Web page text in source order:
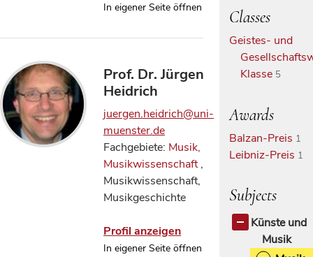
In eigener Seite öffnen
Prof. Dr. Jürgen
Heidrich
juergen.heidrich@uni-
muenster.de
Fachgebiete: Musik,
Musikwissenschaft,
Musikwissenschaft,
Musikgeschichte
Profil anzeigen
In eigener Seite öffnen
Classes
Geistes- und
Klasse 5
Awards
Balzan-Preis 1
Leibniz-Preis 1
Subjects
Künste und
Musik